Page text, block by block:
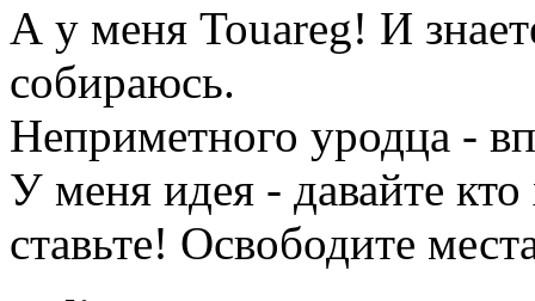
А у меня Touareg! И
собираюсь.
Неприметного уродца -
У меня идея - давайте
ставьте! Освободите